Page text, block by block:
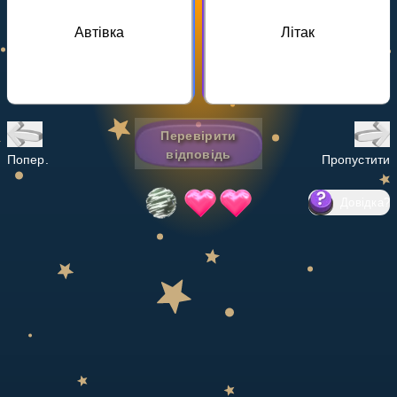
НАВЧАЛЬНИЙ ПЛАН
Автівка Літак
Попер.
Перевірити
відповідь
Пропустити
?